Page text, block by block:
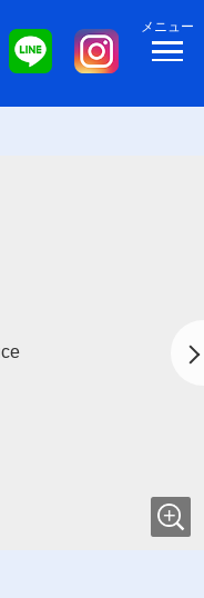
メニュー